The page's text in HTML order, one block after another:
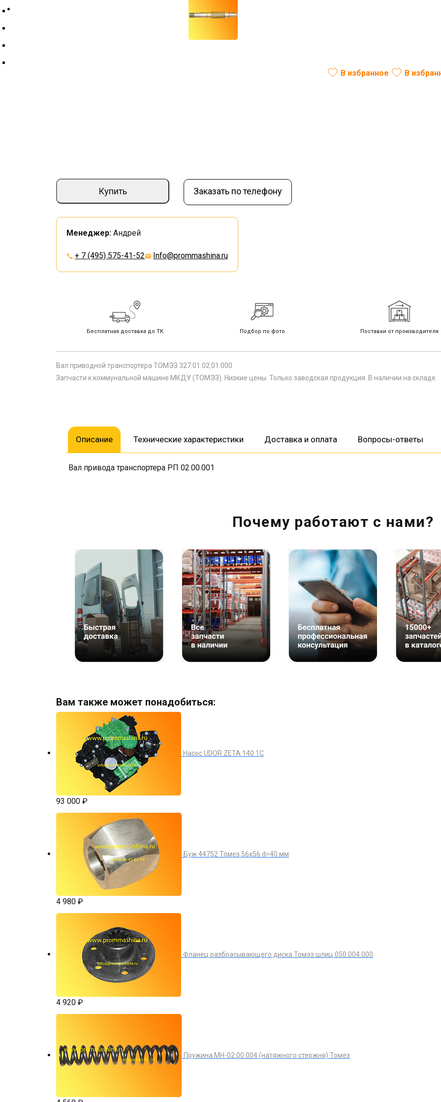
Вал привода транспортера Томез РП 02.00.001 (327.01.03.00.001) В избранное В
Купить Заказать по телефону
Менеджер: Андрей
+ 7 (495) 575-41-52 Info@prommashina.ru
Бесплатная доставка до ТК Подбор по фото Поставки от производителя
Вал приводной транспортера ТОМЭЗ 327.01.02.01.000
Запчасти к коммунальной машине МКДУ (ТОМЭЗ). Низкие цены. Только заводская продукция. В наличии на складе.
Описание Технические характеристики Доставка и оплата Вопросы-ответы
Вал привода транспортера РП 02.00.001
Почему работают с нами?
Вам также может понадобиться:
Насос UDOR ZETA 140 1C
93 000 ₽
Буж 44752 Томез 56х56 d=40 мм
4 980 ₽
Фланец разбрасывающего диска Томэз шлиц 050.004.000
4 920 ₽
Пружина МН-02.00.004 (натяжного стержня) Томез